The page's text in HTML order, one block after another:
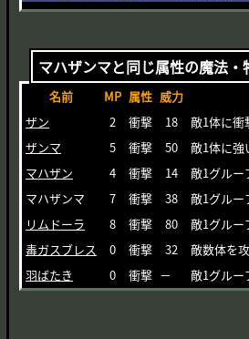
マハザンマと同じ属性の魔法・
名前 MP 属性 威力
ザン
2 衝撃 18
敵1体に衝
ザンマ
5 衝撃 50
敵1体に強
マハザン
4 衝撃 14
敵1グルー
マハザンマ
7 衝撃 38
敵1グルー
リムドーラ
8 衝撃 80
敵1グルー
毒ガスブレス
0 衝撃 32
敵数体を
羽ばたき
0 衝撃 － 敵1グルー